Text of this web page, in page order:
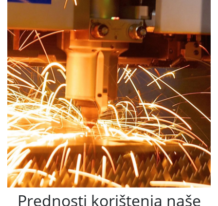
Prednosti korištenja naše